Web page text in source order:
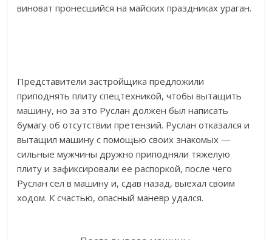
виноват пронесшийся на майских праздниках ураган.
Представители застройщика предложили
приподнять плиту спецтехникой, чтобы вытащить
машину, но за это Руслан должен был написать
бумагу об отсутствии претензий. Руслан отказался и
вытащил машину с помощью своих знакомых —
сильные мужчины дружно приподняли тяжелую
плиту и зафиксировали ее распоркой, после чего
Руслан сел в машину и, сдав назад, выехал своим
ходом. К счастью, опасный маневр удался.